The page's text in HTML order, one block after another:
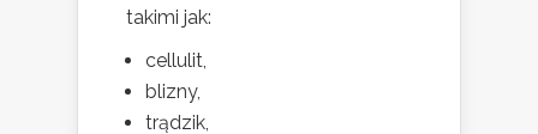
takimi jak:
cellulit,
blizny,
trądzik,